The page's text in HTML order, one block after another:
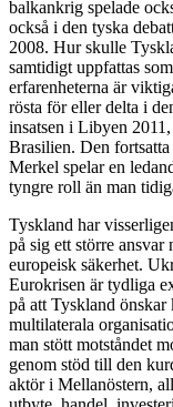
balkankrig spelade
också i den tyska
2008. Hur skulle
samtidigt uppfattas
erfarenheterna är
rösta för eller delta i
insatsen i Libyen
Brasilien. Den
Merkel spelar en
tyngre roll än man
Tyskland har
på sig ett större
europeisk säkerhet.
Eurokrisen är tydliga
på att Tyskland önskar
multilaterala
man stött motståndet
genom stöd till den
aktör i Mellanöstern,